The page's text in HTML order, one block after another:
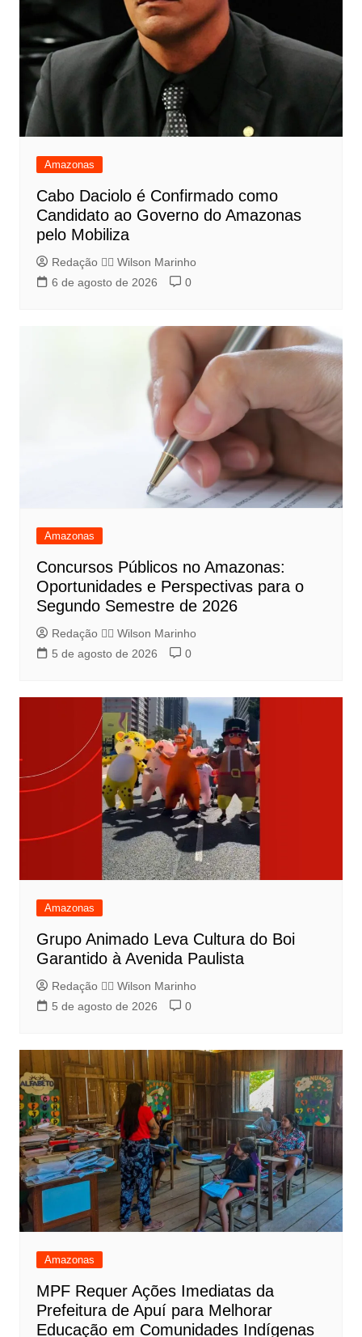
Amazonas
Cabo Daciolo é Confirmado como
Candidato ao Governo do Amazonas
pelo Mobiliza
Redação 👨‍⚖️​ Wilson Marinho
6 de agosto de 2026
0
Amazonas
Concursos Públicos no Amazonas:
Oportunidades e Perspectivas para o
Segundo Semestre de 2026
Redação 👨‍⚖️​ Wilson Marinho
5 de agosto de 2026
0
Amazonas
Grupo Animado Leva Cultura do Boi
Garantido à Avenida Paulista
Redação 👨‍⚖️​ Wilson Marinho
5 de agosto de 2026
0
Amazonas
MPF Requer Ações Imediatas da
Prefeitura de Apuí para Melhorar
Educação em Comunidades Indígenas